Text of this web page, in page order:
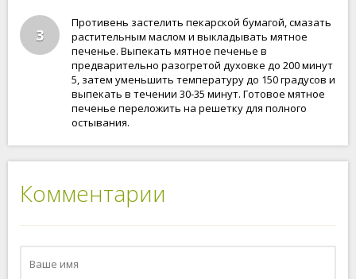
3
Противень застелить пекарской бумагой, смазать
растительным маслом и выкладывать мятное
печенье. Выпекать мятное печенье в
предварительно разогретой духовке до 200 минут
5, затем уменьшить температуру до 150 градусов и
выпекать в течении 30-35 минут. Готовое мятное
печенье переложить на решетку для полного
остывания.
Комментарии